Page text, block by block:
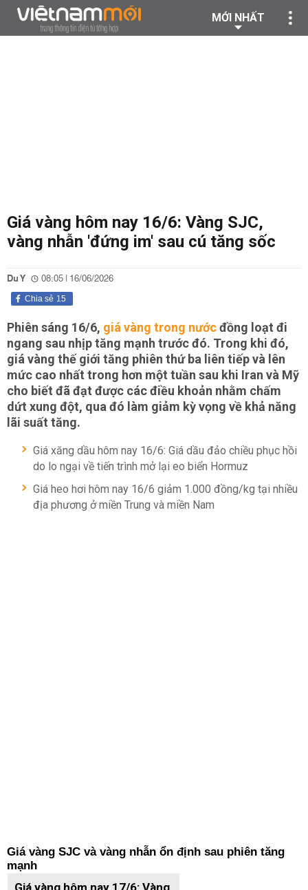
MỚI NHẤT
Giá vàng hôm nay 16/6: Vàng SJC,
vàng nhẫn 'đứng im' sau cú tăng sốc
Du Y 08:05 | 16/06/2026
15
Chia sẻ
Phiên sáng 16/6, giá vàng trong nướcđồng loạt đi
ngang sau nhịp tăng mạnh trước đó. Trong khi đó,
giá vàng thế giới tăng phiên thứ ba liên tiếp và lên
mức cao nhất trong hơn một tuần sau khi Iran và Mỹ
cho biết đã đạt được các điều khoản nhằm chấm
dứt xung đột, qua đó làm giảm kỳ vọng về khả năng
lãi suất tăng.
Giá xăng dầu hôm nay 16/6: Giá dầu đảo chiều phục hồi
do lo ngại về tiến trình mở lại eo biển Hormuz
Giá heo hơi hôm nay 16/6 giảm 1.000 đồng/kg tại nhiều
địa phương ở miền Trung và miền Nam
Giá vàng SJC và vàng nhẫn ổn định sau phiên tăng
mạnh
Giá vàng hôm nay 17/6: Vàng